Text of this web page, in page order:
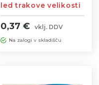
led trakove velikosti
8×16
0,37 € vklj. DDV
Na zalogi v skladišču